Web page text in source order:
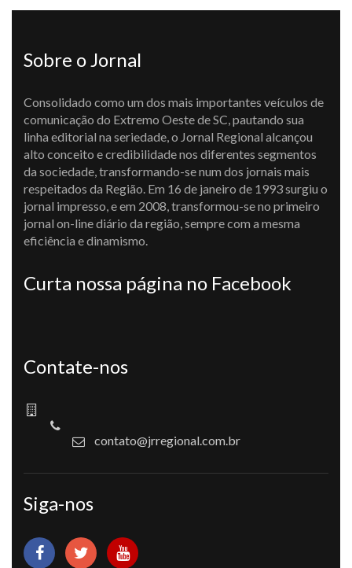
Sobre o Jornal
Consolidado como um dos mais importantes veículos de
comunicação do Extremo Oeste de SC, pautando sua
linha editorial na seriedade, o Jornal Regional alcançou
alto conceito e credibilidade nos diferentes segmentos
da sociedade, transformando-se num dos jornais mais
respeitados da Região. Em 16 de janeiro de 1993 surgiu o
jornal impresso, e em 2008, transformou-se no primeiro
jornal on-line diário da região, sempre com a mesma
eficiência e dinamismo.
Curta nossa página no Facebook
Contate-nos
contato@jrregional.com.br
Siga-nos